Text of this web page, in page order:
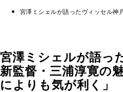
宮澤ミシェルが語ったヴィッセル神
宮澤ミシェルが語っ
新監督・三浦淳寛の
によりも気が利く」